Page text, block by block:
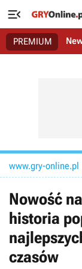

PREMIUM
www.gry-online.pl
Nowość
historia
czasów